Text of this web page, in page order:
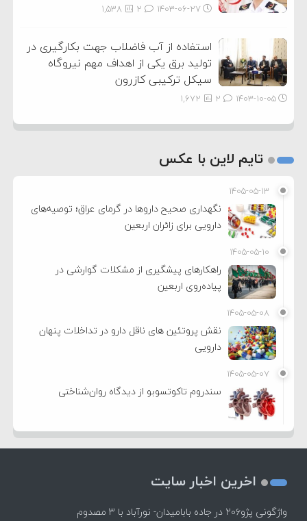
۱۴۰۳-۰۶-۲۷ 1,538
استفاده از آب فاضلاب جهت بکارگیری در
تولید برق یکی از اهداف مهم نیروگاه
سیکل ترکیبی کازرون
۱۴۰۳-۱۰-۰۵ 1,672
تایم لاین با عکس
۱۴۰۵-۰۵-۱۳
نگهداری صحیح داروها در گرمای عراق؛ توصیه‌های
دارویی برای زائران اربعین
۱۴۰۵-۰۵-۱۰
راهکارهای پیشگیری از مشکلات گوارشی در
پیاده‌روی اربعین
۱۴۰۵-۰۵-۰۸
نقش پروتئین های ناقل دارو در تداخلات پنهان
دارویی
۱۴۰۵-۰۵-۰۷
سندروم تاکوتسوبو از دیدگاه روان‌شناختی
اخرین اخبار سایت
واژگونی پژو۲۰۶ در جاده بابامیدان- نورآباد با ۳ مصدوم